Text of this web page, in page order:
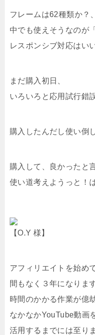
フレームは62種類か？、
中でも使えそうなのが
レスポンシブ対応はい
まだ購入初日、
いろいろと応用試行錯
購入したんだし使い倒
購入して、良かったと
使い道考えようっと！
【O.Y 様】
アフィリエイトを始め
間もなく３年になりま
時間のかかる作業が億
なかなかYouTube動画
活用するまでには至り